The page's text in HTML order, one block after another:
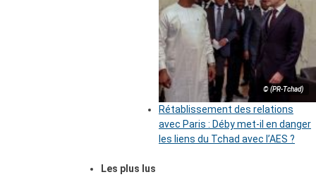
© (PR-Tchad)
Rétablissement des relations
avec Paris : Déby met-il en danger
les liens du Tchad avec l’AES ?
Les plus lus